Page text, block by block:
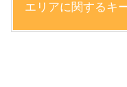
株主総会 流れ
エリアに関するキ